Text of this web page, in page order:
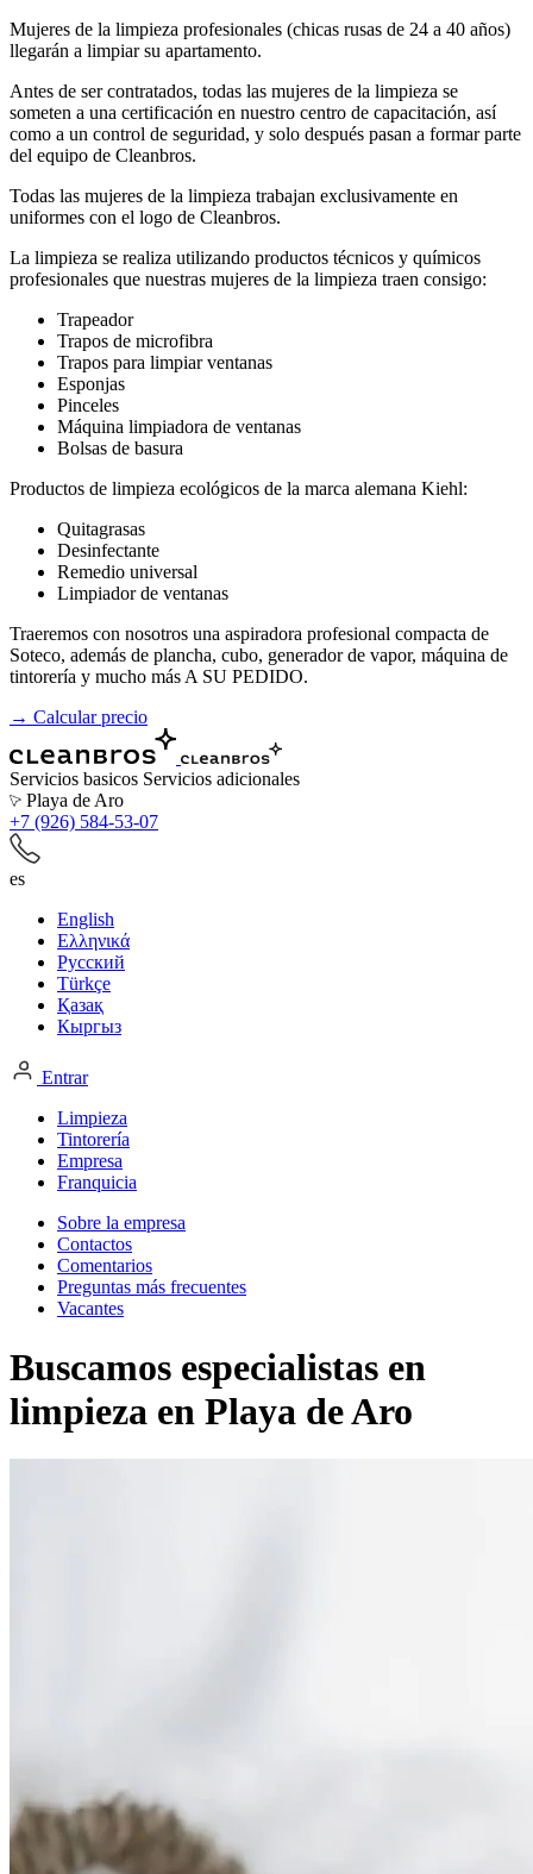
Mujeres de la limpieza profesionales (chicas rusas de 24 a 40 años)
llegarán a limpiar su apartamento.
Antes de ser contratados, todas las mujeres de la limpieza se
someten a una certificación en nuestro centro de capacitación, así
como a un control de seguridad, y solo después pasan a formar parte
del equipo de Cleanbros.
Todas las mujeres de la limpieza trabajan exclusivamente en
uniformes con el logo de Cleanbros.
La limpieza se realiza utilizando productos técnicos y químicos
profesionales que nuestras mujeres de la limpieza traen consigo:
Trapeador
Trapos de microfibra
Trapos para limpiar ventanas
Esponjas
Pinceles
Máquina limpiadora de ventanas
Bolsas de basura
Productos de limpieza ecológicos de la marca alemana Kiehl:
Quitagrasas
Desinfectante
Remedio universal
Limpiador de ventanas
Traeremos con nosotros una aspiradora profesional compacta de
Soteco, además de plancha, cubo, generador de vapor, máquina de
tintorería y mucho más A SU PEDIDO.
→ Calcular precio
Servicios basicos Servicios adicionales
Playa de Aro
+7 (926) 584-53-07
es
English
Ελληνικά
Русский
Türkçe
Қазақ
Кыргыз
Entrar
Limpieza
Tintorería
Empresa
Franquicia
Sobre la empresa
Contactos
Comentarios
Preguntas más frecuentes
Vacantes
Buscamos especialistas en
limpieza en Playa de Aro